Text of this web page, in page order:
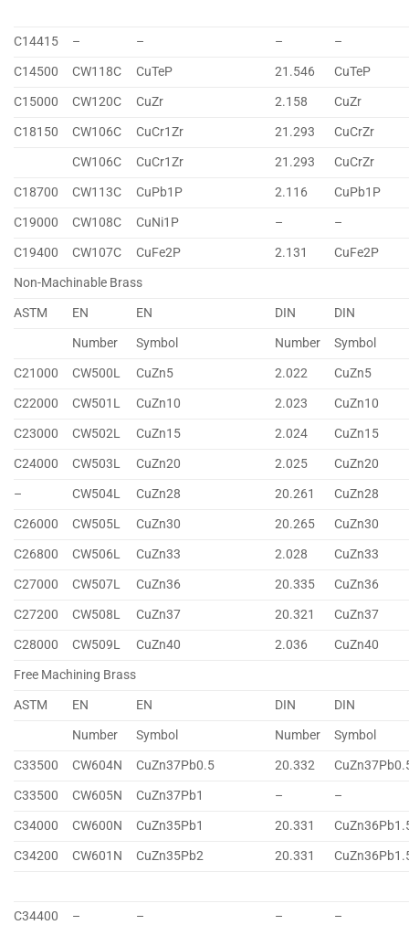
C14415 – – –
–
C14500
CW118C CuTeP 21.546
CuTeP
C15000
CW120C CuZr 2.158
CuZr
C18150
CW106C CuCr1Zr 21.293
CuCrZr
CW106C
CuCr1Zr 21.293
CuCrZr
C18700
CW113C CuPb1P 2.116
CuPb1P
C19000
CW108C CuNi1P –
–
C19400
CW107C CuFe2P 2.131
CuFe2P
Non-Machinable Brass
ASTM
EN EN DIN
DIN
Number
Symbol Number
Symbol
C21000
CW500L CuZn5 2.022
CuZn5
C22000
CW501L CuZn10 2.023
CuZn10
C23000
CW502L CuZn15 2.024
CuZn15
C24000
CW503L CuZn20 2.025
CuZn20
–
CW504L CuZn28 20.261
CuZn28
C26000
CW505L CuZn30 20.265
CuZn30
C26800
CW506L CuZn33 2.028
CuZn33
C27000
CW507L CuZn36 20.335
CuZn36
C27200
CW508L CuZn37 20.321
CuZn37
C28000
CW509L CuZn40 2.036
CuZn40
Free Machining Brass
ASTM
EN EN DIN
DIN
Number
Symbol Number
Symbol
C33500
CW604N CuZn37Pb0.5 20.332
C33500
CW605N CuZn37Pb1 –
–
C34000
CW600N CuZn35Pb1 20.331
C34200
CW601N CuZn35Pb2 20.331
C34400 – – – –